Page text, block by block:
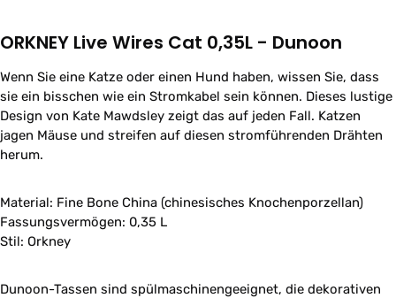
ORKNEY Live Wires Cat 0,35L - Dunoon
Wenn Sie eine Katze oder einen Hund haben, wissen Sie, dass
sie ein bisschen wie ein Stromkabel sein können. Dieses lustige
Design von Kate Mawdsley zeigt das auf jeden Fall. Katzen
jagen Mäuse und streifen auf diesen stromführenden Drähten
herum.
Material: Fine Bone China (chinesisches Knochenporzellan)
Fassungsvermögen: 0,35 L
Stil: Orkney
Dunoon-Tassen sind spülmaschinengeeignet, die dekorativen